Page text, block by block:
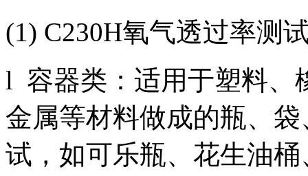
(1) C230H氧气透过率测
l 容器类：适用于塑料、
金属等材料做成的瓶、
试，如可乐瓶、花生油